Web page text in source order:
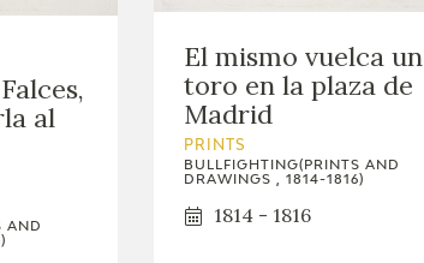
al
AND
El mismo vuelca un
toro en la plaza de
Madrid
PRINTS
BULLFIGHTING(PRINTS AND
DRAWINGS , 1814-1816)
1814 - 1816